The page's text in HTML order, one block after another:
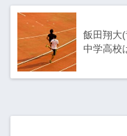
飯田翔大
中学高校